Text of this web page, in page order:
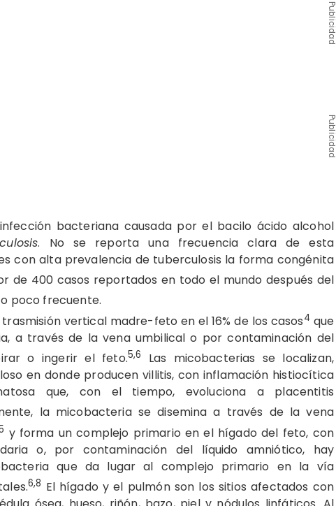
Publicidad
Publicidad
bacteriana causada por el bacilo ácido alcohol
. No se reporta una frecuencia clara de esta
con alta prevalencia de tuberculosis la forma congénita
de 400 casos reportados en todo el mundo después del
poco frecuente.
vertical madre-feto en el 16% de los casos4 que
a través de la vena umbilical o por contaminación del
o ingerir el feto.5,6
Las micobacterias se localizan,
en donde producen villitis, con inflamación histiocítica
que, con el tiempo, evoluciona a placentitis
la micobacteria se disemina a través de la vena
y forma un complejo primario en el hígado del feto, con
o, por contaminación del líquido amniótico, hay
que da lugar al complejo primario en la vía
6,8 El hígado y el pulmón son los sitios afectados con